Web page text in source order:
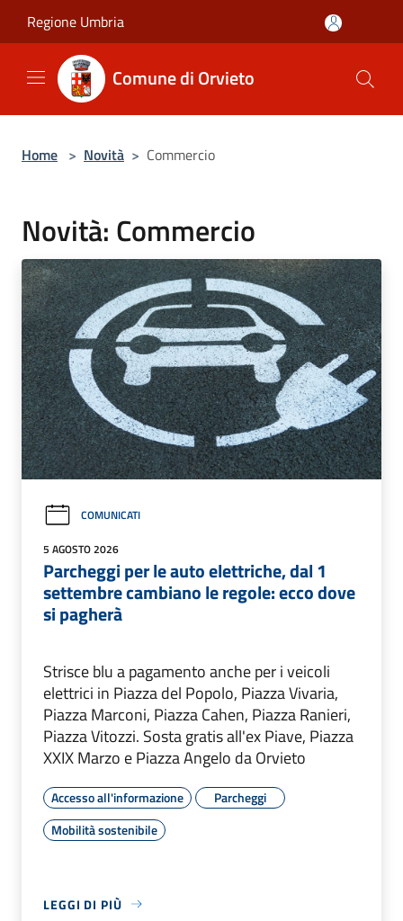
Regione Umbria
Comune di Orvieto
Home > Novità > Commercio
Novità: Commercio
COMUNICATI
5 AGOSTO 2026
Parcheggi per le auto elettriche, dal 1
settembre cambiano le regole: ecco dove
si pagherà
Strisce blu a pagamento anche per i veicoli
elettrici in Piazza del Popolo, Piazza Vivaria,
Piazza Marconi, Piazza Cahen, Piazza Ranieri,
Piazza Vitozzi. Sosta gratis all'ex Piave, Piazza
XXIX Marzo e Piazza Angelo da Orvieto
Accesso all'informazione
Parcheggi
Mobilità sostenibile
LEGGI DI PIÙ